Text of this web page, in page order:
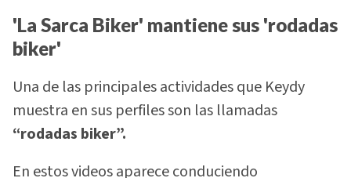
'La Sarca Biker' mantiene sus 'rodadas
biker'
Una de las principales actividades que Keydy
muestra en sus perfiles son las llamadas
“rodadas biker”.
En estos videos aparece conduciendo